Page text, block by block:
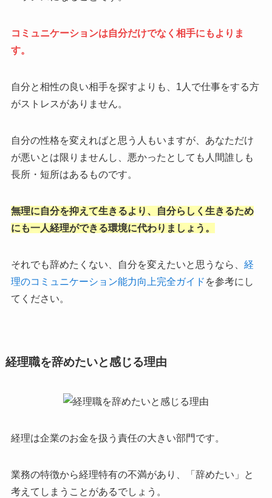
コミュニケーションは自分だけでなく相手にもよりま
す。
自分と相性の良い相手を探すよりも、1人で仕事をする方
がストレスがありません。
自分の性格を変えればと思う人もいますが、あなただけ
が悪いとは限りませんし、悪かったとしても人間誰しも
長所・短所はあるものです。
無理に自分を抑えて生きるより、自分らしく生きるため
にも一人経理ができる環境に代わりましょう。
それでも辞めたくない、自分を変えたいと思うなら、 経
理のコミュニケーション能力向上完全ガイド を参考にし
てください。
経理職を辞めたいと感じる理由
経理は企業のお金を扱う責任の大きい部門です。
業務の特徴から経理特有の不満があり、「辞めたい」と
考えてしまうことがあるでしょう。